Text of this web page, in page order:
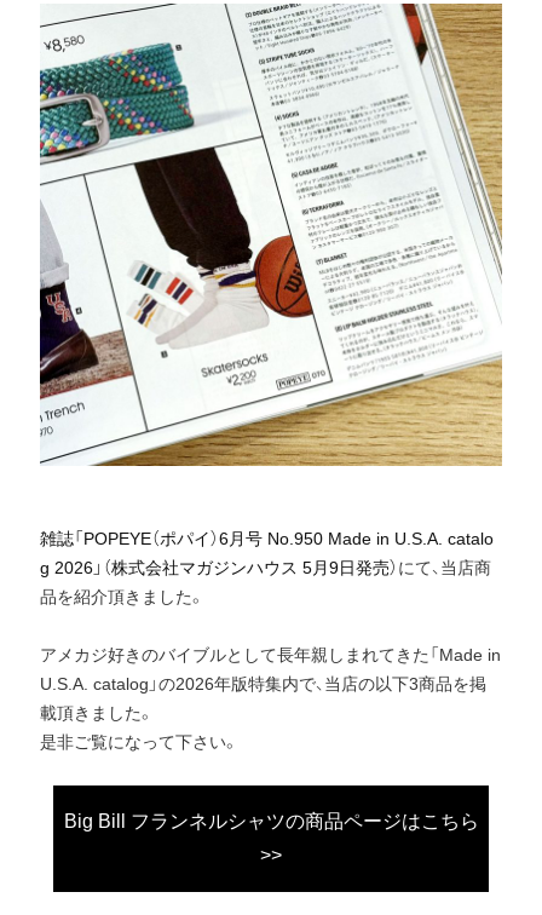
雑誌「POPEYE（ポパイ）6月号 No.950 Made in U.S.A. catalo
g 2026」（株式会社マガジンハウス 5月9日発売） にて、当店商
品を紹介頂きました。
アメカジ好きのバイブルとして長年親しまれてきた「Made in
U.S.A. catalog」の2026年版特集内で、当店の以下3商品を掲
載頂きました。
是非ご覧になって下さい。
Big Bill フランネルシャツの商品ページはこちら
>>